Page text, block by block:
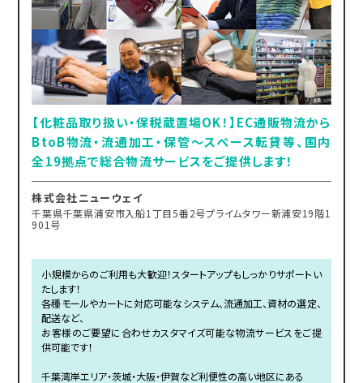
【化粧品取り扱い・保税蔵置場OK！】EC通販物流から
BtoB物流・流通加工・保管～スペース転貸等、国内
全19拠点で総合物流サービスをご提供します！
株式会社ニューウェイ
千葉県千葉県浦安市入船1丁目5番2号プライムタワー新浦安19階1
901号
小規模からのご利用も大歓迎！スタートアップもしっかりサポートい
たします！
各種モールやカートに対応可能なシステム、流通加工、資材の選定、
配送など、
お客様のご要望に合わせカスタマイズ可能な物流サービスをご提
供可能です！
千葉湾岸エリア・茨城・大阪・伊賀など利便性の高い地区にある